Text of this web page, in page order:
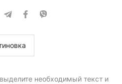
необходимый текст и